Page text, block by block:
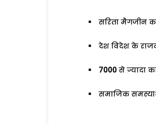
सरिता मैगजीन
देश विदेश के
7000 से ज्यादा
समाजिक